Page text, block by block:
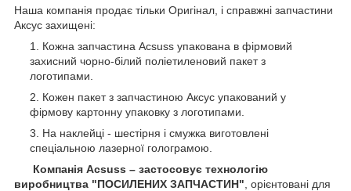
Наша компанія продає тільки Оригінал, і справжні запчастини
Аксус захищені:
Кожна запчастина Acsuss упакована в фірмовий
захисний чорно-білий поліетиленовий пакет з
логотипами.
Кожен пакет з запчастиною Аксус упакований у
фірмову картонну упаковку з логотипами.
На наклейці - шестірня і смужка виготовлені
спеціальною лазерної голограмою.
Компанія Acsuss – застосовує технологію
виробництва "ПОСИЛЕНИХ ЗАПЧАСТИН" , орієнтовані для